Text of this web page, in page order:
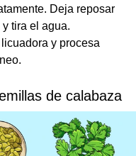
Deja reposar
tira el agua.
y procesa
de calabaza